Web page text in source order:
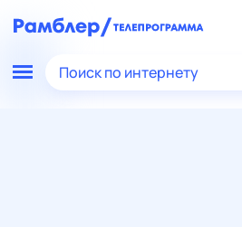
Поиск по интернету